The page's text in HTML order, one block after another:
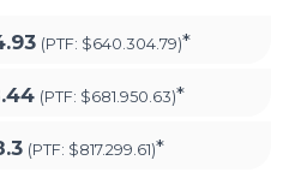
(PTF: $640.304.79)*
(PTF: $681.950.63)*
(PTF: $817.299.61)*